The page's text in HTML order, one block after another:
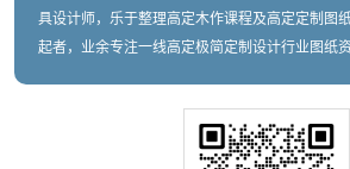
具设计师，乐于整理高定木作课程及高定定制图
起者，业余专注一线高定极简定制设计行业图纸